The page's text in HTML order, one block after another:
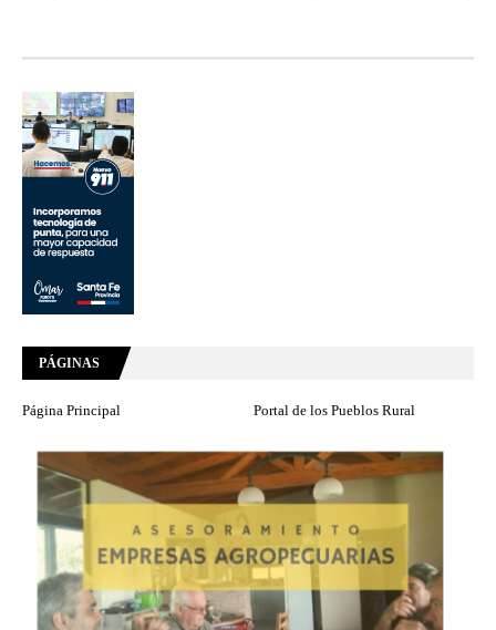
PÁGINAS
Página Principal Portal de los Pueblos Rural